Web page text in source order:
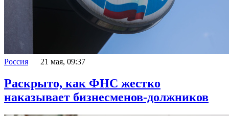
Россия 21 мая, 09:37
Раскрыто, как ФНС жестко
наказывает бизнесменов-должников